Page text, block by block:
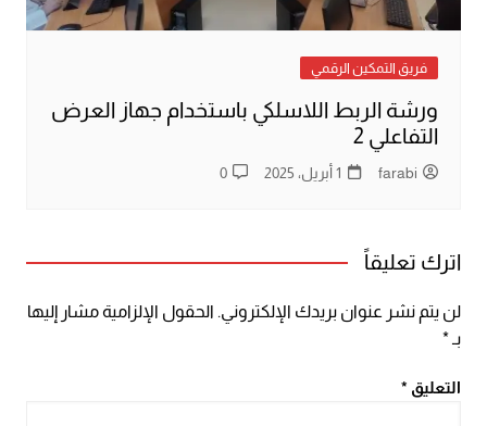
فريق التمكين الرقمي
ورشة الربط اللاسلكي باستخدام جهاز العرض
التفاعلي 2
farabi 1 أبريل، 2025 0
اترك تعليقاً
لن يتم نشر عنوان بريدك الإلكتروني. الحقول الإلزامية مشار إليها
بـ*
التعليق *